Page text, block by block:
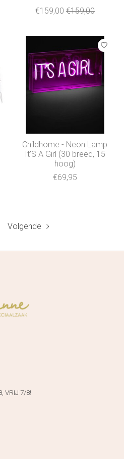
€159,00 €159,00
Childhome - Neon Lamp
It'S A Girl (30 breed, 15
hoog)
€69,95
Volgende
VRIJ 7/8!